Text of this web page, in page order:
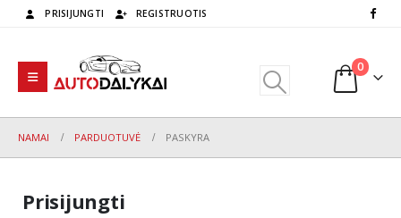
PRISIJUNGTI REGISTRUOTIS
0
NAMAI PARDUOTUVĖ PASKYRA
Prisijungti